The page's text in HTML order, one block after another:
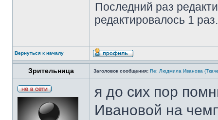
Последний раз
редактировалось 1 раз.
Вернуться к началу
Зрительница Заголовок сообщения: Re: Людмила Иванова
я до сих пор
Ивановой на